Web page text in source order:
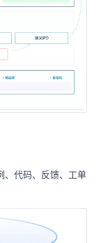
、代码、反馈、工单